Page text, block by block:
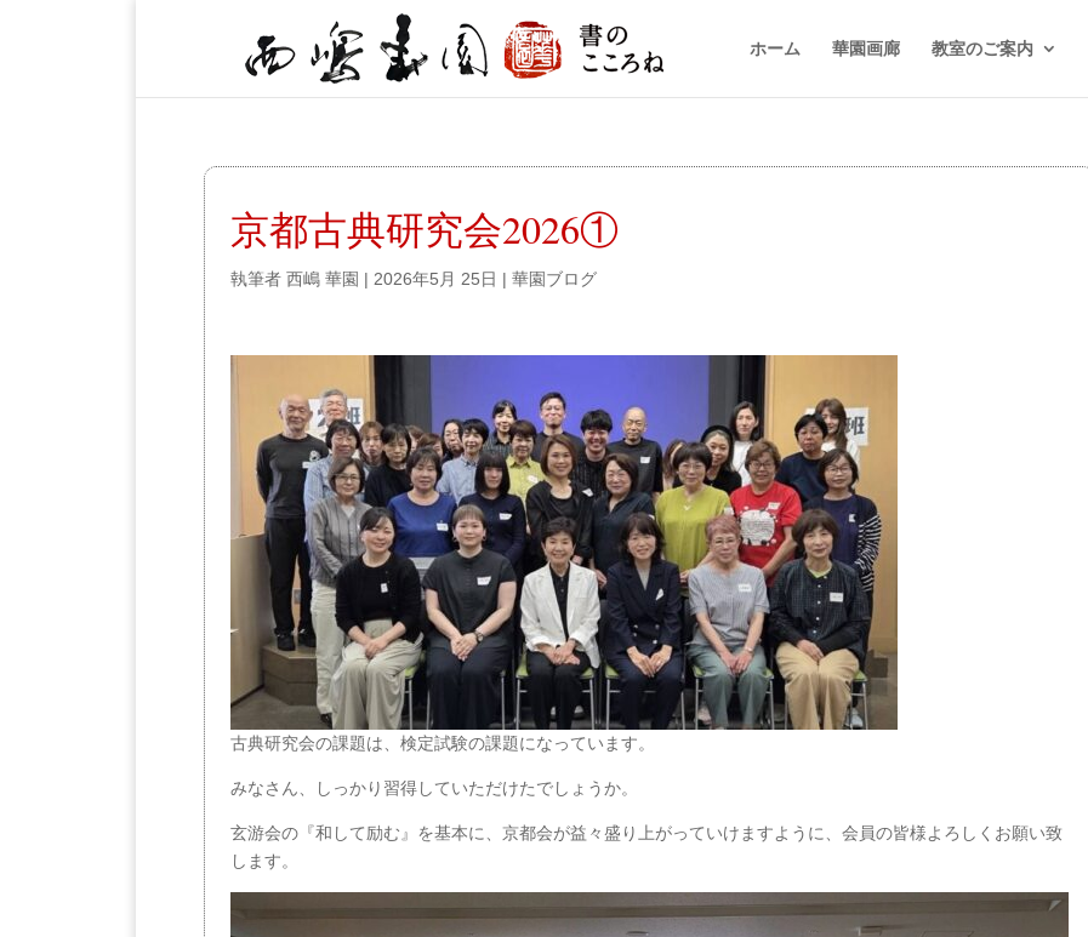
ホーム 華園画廊 教室のご案内
京都古典研究会2026①
執筆者 西嶋 華園 | 2026年5月 25日 | 華園ブログ
古典研究会の課題は、検定試験の課題になっています。
みなさん、しっかり習得していただけたでしょうか。
玄游会の『和して励む』を基本に、京都会が益々盛り上がっていけますように、会員の皆様よろしくお願い致
します。